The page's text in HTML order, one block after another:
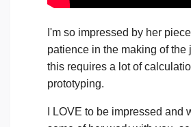
I'm so impressed by her
patience in the making of the
this requires a lot of
prototyping.
I LOVE to be impressed and